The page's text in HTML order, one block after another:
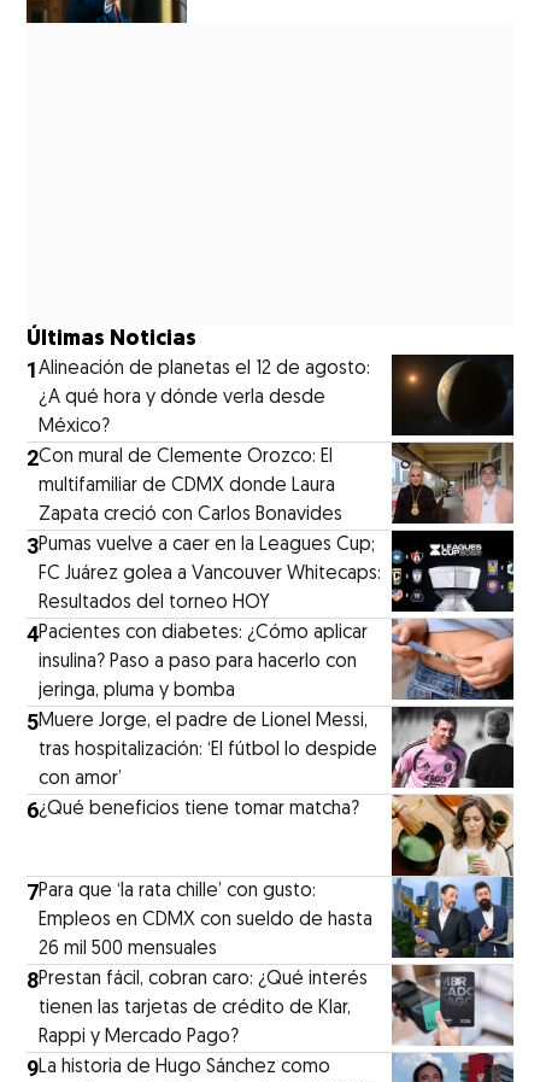
Últimas Noticias
1Alineación de planetas el 12 de agosto:
¿A qué hora y dónde verla desde
México?
2Con mural de Clemente Orozco: El
multifamiliar de CDMX donde Laura
Zapata creció con Carlos Bonavides
3Pumas vuelve a caer en la Leagues Cup;
FC Juárez golea a Vancouver Whitecaps:
Resultados del torneo HOY
4Pacientes con diabetes: ¿Cómo aplicar
insulina? Paso a paso para hacerlo con
jeringa, pluma y bomba
5Muere Jorge, el padre de Lionel Messi,
tras hospitalización: ‘El fútbol lo despide
con amor’
6¿Qué beneficios tiene tomar matcha?
7Para que ‘la rata chille’ con gusto:
Empleos en CDMX con sueldo de hasta
26 mil 500 mensuales
8Prestan fácil, cobran caro: ¿Qué interés
tienen las tarjetas de crédito de Klar,
Rappi y Mercado Pago?
9La historia de Hugo Sánchez como